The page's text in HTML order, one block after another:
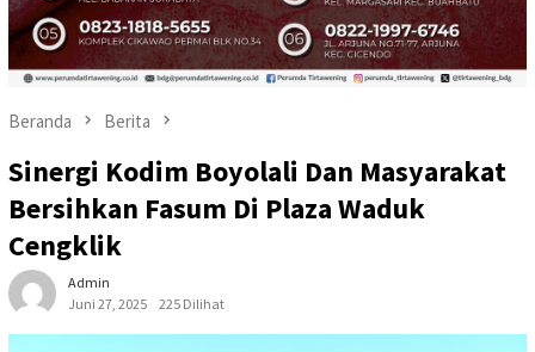
Beranda Berita
Sinergi Kodim Boyolali Dan Masyarakat
Bersihkan Fasum Di Plaza Waduk
Cengklik
Admin
Juni 27, 2025
225 Dilihat